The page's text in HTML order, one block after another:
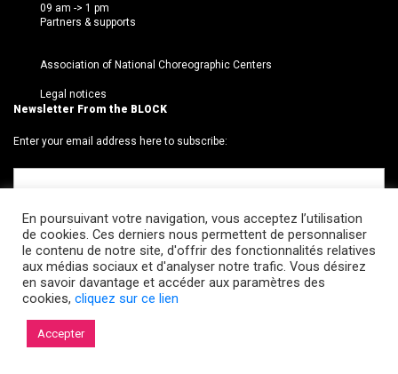
09 am -> 1 pm
Partners & supports
Association of National Choreographic Centers
Legal notices
Newsletter From the BLOCK
Enter your email address here to subscribe:
© 2026 Le BLOCK · CCNR. Tous droits réservés.
En poursuivant votre navigation, vous acceptez l’utilisation
de cookies. Ces derniers nous permettent de personnaliser
le contenu de notre site, d'offrir des fonctionnalités relatives
aux médias sociaux et d'analyser notre trafic. Vous désirez
en savoir davantage et accéder aux paramètres des
cookies, cliquez sur ce lien
Accepter